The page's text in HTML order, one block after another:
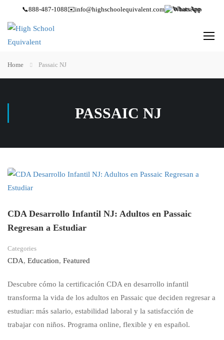
📞888-487-1088✉️info@highschoolequivalent.com WhatsApp
Home Passaic NJ
PASSAIC NJ
CDA Desarrollo Infantil NJ: Adultos en Passaic
Regresan a Estudiar
Categories
CDA, Education, Featured
Descubre cómo la certificación CDA en desarrollo infantil
transforma la vida de los adultos en Passaic que deciden regresar a
estudiar: más salario, estabilidad laboral y la satisfacción de
trabajar con niños. Programa online, flexible y en español.